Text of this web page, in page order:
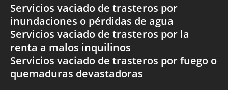
Servicios vaciado de trasteros por
inundaciones o pérdidas de agua
Servicios vaciado de trasteros por la
renta a malos inquilinos
Servicios vaciado de trasteros por fuego o
quemaduras devastadoras